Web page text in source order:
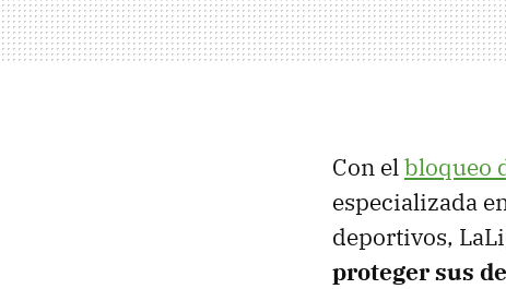
Con elbloqueo
especializada
deportivos,
proteger sus